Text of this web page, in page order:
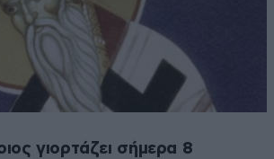
γιορτάζει σήμερα 8